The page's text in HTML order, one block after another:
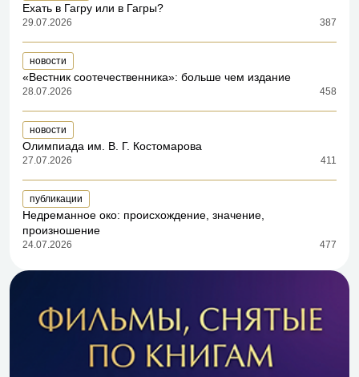
Ехать в Гагру или в Гагры?
29.07.2026 387
новости
«Вестник соотечественника»: больше чем издание
28.07.2026 458
новости
Олимпиада им. В. Г. Костомарова
27.07.2026 411
публикации
Недреманное око: происхождение, значение,
произношение
24.07.2026 477